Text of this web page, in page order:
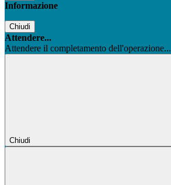
Informazione
Chiudi
Attendere...
Attendere il completamento dell'operazione...
Chiudi